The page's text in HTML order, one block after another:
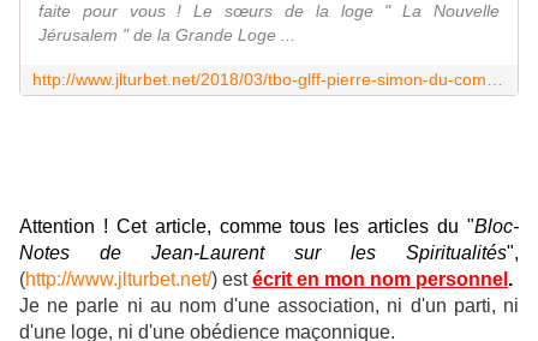
faite pour vous ! Le sœurs de la loge " La Nouvelle
Jérusalem " de la Grande Loge ...
Attention ! Cet article, comme tous les articles du "Bloc-
Notes de Jean-Laurent sur les Spiritualités",
(http://www.jlturbet.net/) estécrit en mon nom personnel .
Je ne parle ni au nom d'une association, ni d'un parti, ni
d'une loge, ni d'une obédience maçonnique.